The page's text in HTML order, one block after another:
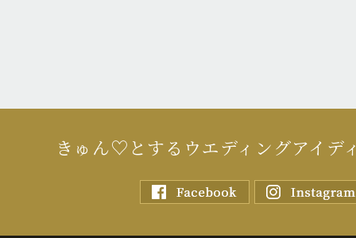
きゅん♡とするウエディングアイデ